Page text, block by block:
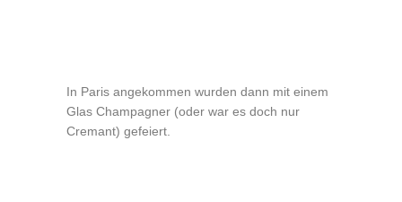
In Paris angekommen wurden dann mit einem
Glas Champagner (oder war es doch nur
Cremant) gefeiert.